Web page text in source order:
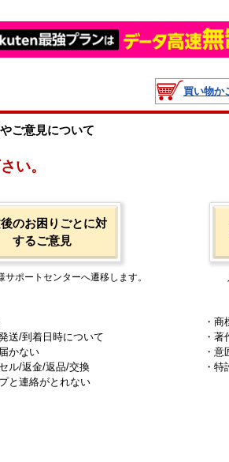
買い物か
ご意見について
い。
のお困りごとに対
するご意見
サポートセンターへ遷移します。
送/到着日時について
かない
ル/返金/返品/交換
と連絡がとれない
・商
・著
・意
・特